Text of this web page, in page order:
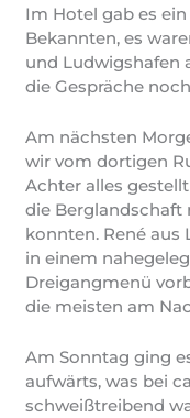
Im Hotel gab es
Bekannten, es
und Ludwigshafen
die Gespräche
Am nächsten
wir vom dortigen
Achter alles
die Berglandschaft
konnten. René aus
in einem
Dreigangmenü
die meisten am
Am Sonntag ging
aufwärts, was bei
schweißtreibend